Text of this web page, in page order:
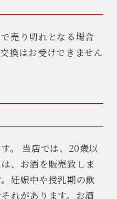
売り切れとなる場合
換はお受けできません
。 当店では、20歳以
、お酒を販売致しま
妊娠中や授乳期の飲
れがあります。お酒